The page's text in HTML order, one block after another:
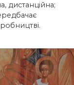
дистанційна;